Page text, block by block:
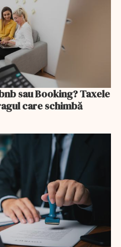
sau Booking? Taxele
care schimbă